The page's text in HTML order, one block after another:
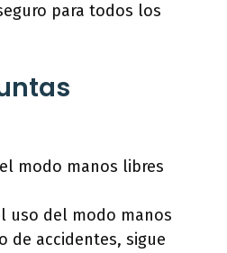
para todos los
modo manos libres
uso del modo manos
de accidentes, sigue